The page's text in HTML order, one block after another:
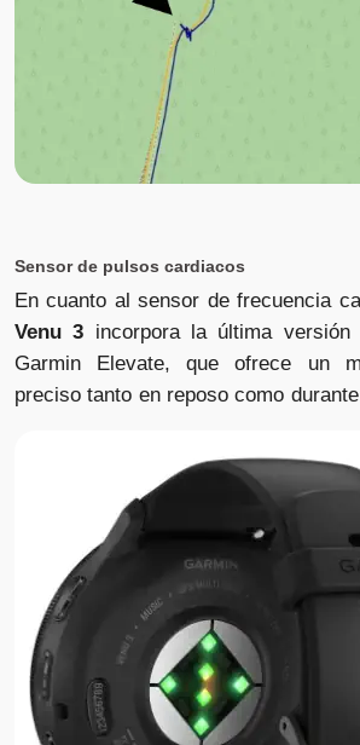
Sensor de pulsos cardiacos
En cuanto al sensor de frecuencia
Venu 3 incorpora la última
Garmin Elevate, que ofrece un
preciso tanto en reposo como